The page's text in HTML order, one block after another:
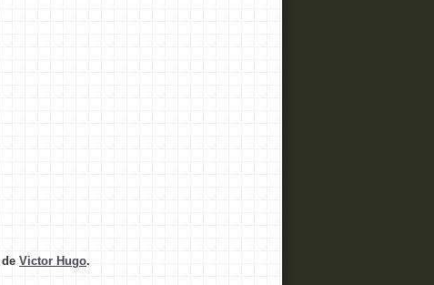
Victor Hugo.